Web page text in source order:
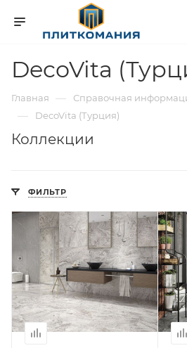
DecoVita
Главная — Справочная
— DecoVita (Турция)
Коллекции
ФИЛЬТР